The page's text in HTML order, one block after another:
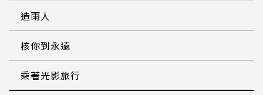
造雨人
核你到永遠
乘著光影旅行